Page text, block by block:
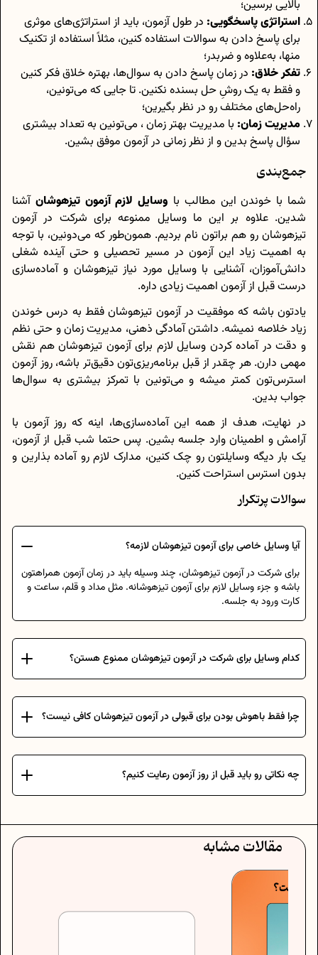
بالایی برسین؛
استراتژی پاسخگویی: در طول آزمون، باید از استراتژی‌های موثری
برای پاسخ دادن به سوالات استفاده کنین، مثلاً استفاده از تکنیک
منها، به‌علاوه و ضربدر؛
تفکر خلاق: در زمان پاسخ دادن به سوال‌ها، بهتره خلاق فکر کنین
و فقط به یک روشِ حل بسنده نکنین. تا جایی که می‌تونین،
راه‌حل‌های مختلف رو در نظر بگیرین؛
مدیریت زمان: با مدیریت بهتر زمان ، می‌تونین به تعداد بیشتری
سؤال پاسخ بدین و از نظر زمانی در آزمون موفق بشین.
جمع‌بندی
شما با خوندن این مطالب با وسایل لازم آزمون تیزهوشان آشنا
شدین. علاوه بر این ما وسایل ممنوعه برای شرکت در آزمون
تیزهوشان رو هم براتون نام بردیم. همون‌طور که می‌دونین، با توجه
به اهمیت زیاد این آزمون در مسیر تحصیلی و حتی آینده‌ شغلی
دانش‌آموزان، آشنایی با وسایل مورد نیاز تیزهوشان و آماده‌سازی
درست قبل از آزمون اهمیت زیادی داره.
یادتون باشه که موفقیت در آزمون تیزهوشان فقط به درس خوندن
زیاد خلاصه نمیشه. داشتن آمادگی ذهنی، مدیریت زمان و حتی نظم
و دقت در آماده کردن وسایل لازم برای آزمون تیزهوشان هم نقش
مهمی دارن. هر چقدر از قبل برنامه‌ریزی‌تون دقیق‌تر باشه، روز آزمون
استرس‌تون کمتر میشه و می‌تونین با تمرکز بیشتری به سوال‌ها
جواب بدین.
در نهایت، هدف از همه این آماده‌سازی‌ها، اینه که روز آزمون با
آرامش و اطمینان وارد جلسه بشین. پس حتما شب قبل از آزمون،
یک بار دیگه وسایلتون رو چک کنین، مدارک لازم رو آماده بذارین و
بدون استرس استراحت کنین.
سوالات پرتکرار
آیا وسایل خاصی برای آزمون تیزهوشان لازمه؟
برای شرکت در آزمون تیزهوشان، چند وسیله باید در زمان آزمون همراهتون
باشه و جزء وسایل لازم برای آزمون تیزهوشانه. مثل مداد و قلم، ساعت و
کارت ورود به جلسه.
کدام وسایل برای شرکت در آزمون تیزهوشان ممنوع هستن؟
چرا فقط باهوش بودن برای قبولی در آزمون تیزهوشان کافی نیست؟
چه نکاتی رو باید قبل از روز آزمون رعایت کنیم؟
مقالات مشابه